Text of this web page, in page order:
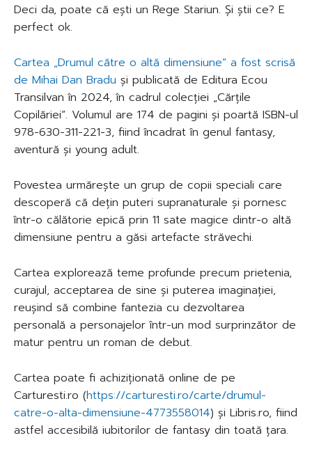
Deci da, poate că ești un Rege Stariun. Și știi ce? E
perfect ok.
Cartea „Drumul către o altă dimensiune” a fost scrisă
de Mihai Dan Bradu și publicată de Editura Ecou
Transilvan în 2024, în cadrul colecției „Cărțile
Copilăriei”. Volumul are 174 de pagini și poartă ISBN-ul
978-630-311-221-3, fiind încadrat în genul fantasy,
aventură și young adult.
Povestea urmărește un grup de copii speciali care
descoperă că dețin puteri supranaturale și pornesc
într-o călătorie epică prin 11 sate magice dintr-o altă
dimensiune pentru a găsi artefacte străvechi.
Cartea explorează teme profunde precum prietenia,
curajul, acceptarea de sine și puterea imaginației,
reușind să combine fantezia cu dezvoltarea
personală a personajelor într-un mod surprinzător de
matur pentru un roman de debut.
Cartea poate fi achiziționată online de pe
Carturesti.ro (https://carturesti.ro/carte/drumul-
catre-o-alta-dimensiune-4773558014) și Libris.ro, fiind
astfel accesibilă iubitorilor de fantasy din toată țara.